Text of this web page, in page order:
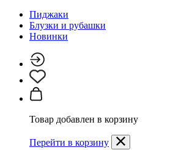
Пиджаки
Блузки и рубашки
Новинки
Товар добавлен в корзину
Перейти в корзину